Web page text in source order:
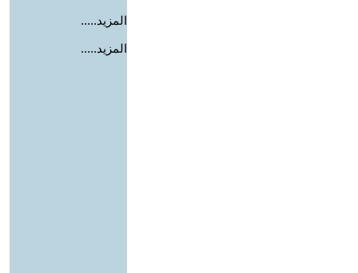
المزيد.....
المزيد.....